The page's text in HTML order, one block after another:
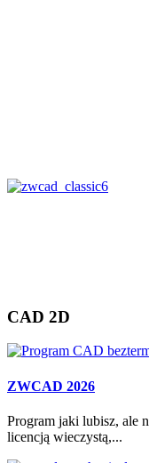
CAD 2D
ZWCAD 2026
Program jaki lubisz, ale
licencją wieczystą,...